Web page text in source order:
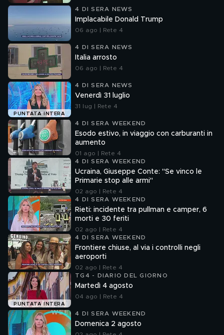
4 DI SERA NEWS
Implacabile Donald Trump
06 ago | Rete 4
4 DI SERA NEWS
Italia arrosto
06 ago | Rete 4
PUNTATA INTERA
4 DI SERA NEWS
Venerdì 31 luglio
31 lug | Rete 4
4 DI SERA WEEKEND
Esodo estivo, in viaggio con carburanti in
aumento
01 ago | Rete 4
4 DI SERA WEEKEND
Ucraina, Giuseppe Conte: "Se vinco le
Primarie stop alle armi"
02 ago | Rete 4
4 DI SERA WEEKEND
Rieti: incidente tra pullman e camper, 6
morti e 30 feriti
02 ago | Rete 4
4 DI SERA WEEKEND
Frontiere chiuse, al via i controlli negli
aeroporti
02 ago | Rete 4
PUNTATA INTERA
TG4 - DIARIO DEL GIORNO
Martedì 4 agosto
04 ago | Rete 4
4 DI SERA WEEKEND
Domenica 2 agosto